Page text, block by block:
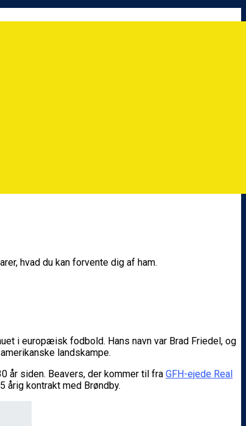
hvad du kan forvente dig af ham.
i europæisk fodbold. Hans navn var Brad Friedel, og
landskampe.
år siden. Beavers, der kommer til fra GFH-ejede Real
årig kontrakt med Brøndby.